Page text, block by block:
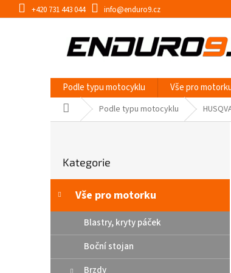
na
+420 731 443 044 info@enduro9.cz
Podle typu motocyklu Vše pro
Domů Podle typu motocyklu
r
n
í
a
kategorie
Kategorie
Vše pro motorku
Blastry, kryty páček
Boční stojan
Brzdy